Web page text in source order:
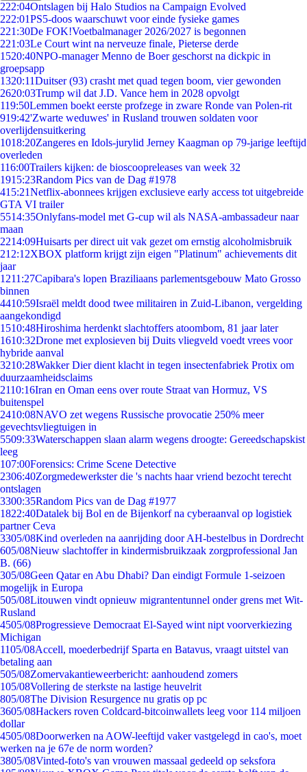
222:04Ontslagen bij Halo Studios na Campaign Evolved
222:01PS5-doos waarschuwt voor einde fysieke games
221:30De FOK!Voetbalmanager 2026/2027 is begonnen
221:03Le Court wint na nerveuze finale, Pieterse derde
1520:40NPO-manager Menno de Boer geschorst na dickpic in
groepsapp
1320:11Duitser (93) crasht met quad tegen boom, vier gewonden
2620:03Trump wil dat J.D. Vance hem in 2028 opvolgt
119:50Lemmen boekt eerste profzege in zware Ronde van Polen-rit
919:42'Zwarte weduwes' in Rusland trouwen soldaten voor
overlijdensuitkering
1018:20Zangeres en Idols-jurylid Jerney Kaagman op 79-jarige leeftijd
overleden
116:00Trailers kijken: de bioscoopreleases van week 32
1915:23Random Pics van de Dag #1978
415:21Netflix-abonnees krijgen exclusieve early access tot uitgebreide
GTA VI trailer
5514:35Onlyfans-model met G-cup wil als NASA-ambassadeur naar
maan
2214:09Huisarts per direct uit vak gezet om ernstig alcoholmisbruik
212:12XBOX platform krijgt zijn eigen "Platinum" achievements dit
jaar
1211:27Capibara's lopen Braziliaans parlementsgebouw Mato Grosso
binnen
4410:59Israël meldt dood twee militairen in Zuid-Libanon, vergelding
aangekondigd
1510:48Hiroshima herdenkt slachtoffers atoombom, 81 jaar later
1610:32Drone met explosieven bij Duits vliegveld voedt vrees voor
hybride aanval
3210:28Wakker Dier dient klacht in tegen insectenfabriek Protix om
duurzaamheidsclaims
2110:16Iran en Oman eens over route Straat van Hormuz, VS
buitenspel
2410:08NAVO zet wegens Russische provocatie 250% meer
gevechtsvliegtuigen in
5509:33Waterschappen slaan alarm wegens droogte: Gereedschapskist
leeg
107:00Forensics: Crime Scene Detective
2306:40Zorgmedewerkster die 's nachts haar vriend bezocht terecht
ontslagen
3300:35Random Pics van de Dag #1977
1822:40Datalek bij Bol en de Bijenkorf na cyberaanval op logistiek
partner Ceva
3305/08Kind overleden na aanrijding door AH-bestelbus in Dordrecht
605/08Nieuw slachtoffer in kindermisbruikzaak zorgprofessional Jan
B. (66)
305/08Geen Qatar en Abu Dhabi? Dan eindigt Formule 1-seizoen
mogelijk in Europa
505/08Litouwen vindt opnieuw migrantentunnel onder grens met Wit-
Rusland
4505/08Progressieve Democraat El-Sayed wint nipt voorverkiezing
Michigan
1105/08Accell, moederbedrijf Sparta en Batavus, vraagt uitstel van
betaling aan
505/08Zomervakantieweerbericht: aanhoudend zomers
105/08Vollering de sterkste na lastige heuvelrit
805/08The Division Resurgence nu gratis op pc
3605/08Hackers roven Coldcard-bitcoinwallets leeg voor 114 miljoen
dollar
4505/08Doorwerken na AOW-leeftijd vaker vastgelegd in cao's, moet
werken na je 67e de norm worden?
3805/08Vinted-foto's van vrouwen massaal gedeeld op seksfora